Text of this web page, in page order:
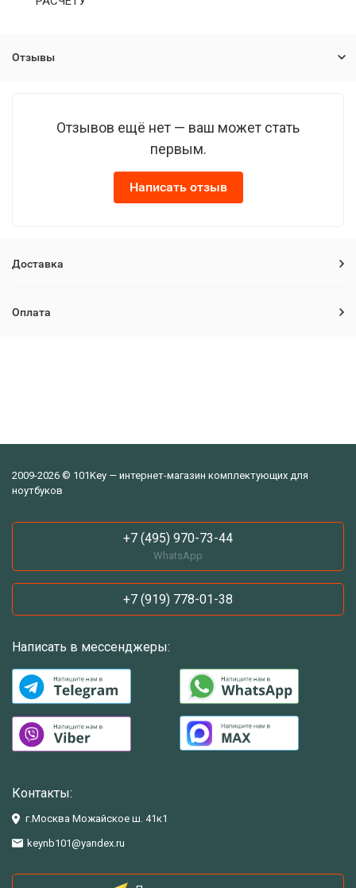
Отзывы
Отзывов ещё нет — ваш может стать
первым.
Написать отзыв
Доставка
Оплата
2009-2026 © 101Key — интернет-магазин комплектующих для
ноутбуков
+7 (495) 970-73-44
WhatsApp
+7 (919) 778-01-38
Написать в мессенджеры:
Контакты:
г.Москва Можайское ш. 41к1
keynb101@yandex.ru